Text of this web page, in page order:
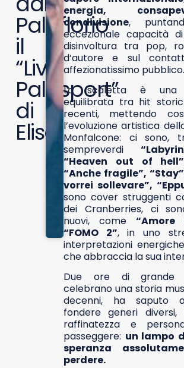
Palaflorio
il
“Live
Palasport”
di
Elisa
energia,
condivisione,
eccezionale capacità
disinvoltura tra pop,
d’autore e sul
affezionatissimo pubblico.
La scaletta è una
equilibrata tra hit
recenti, mettendo
l’evoluzione artistica
Monfalcone: ci sono,
sempreverdi
“Heaven out of
“Anche fragile”,
vorrei sollevare”,
sono cover struggenti
dei Cranberries, ci
nuovi, come“Amore
“FOMO 2”, in uno
interpretazioni
che abbraccia la sua
Due ore di grande
celebrano una storia
decenni, ha saputo
fondere generi diversi,
raffinatezza e
passeggere: un lampo
speranza
perdere.